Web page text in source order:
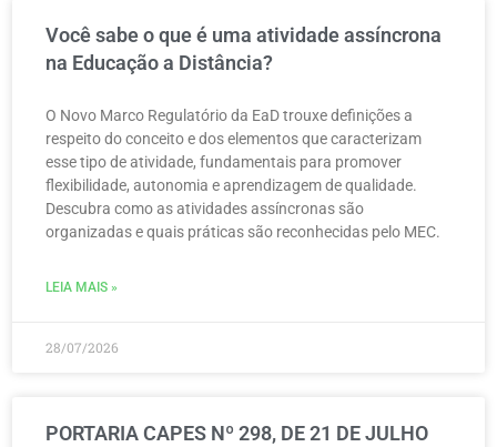
Você sabe o que é uma atividade assíncrona
na Educação a Distância?
O Novo Marco Regulatório da EaD trouxe definições a
respeito do conceito e dos elementos que caracterizam
esse tipo de atividade, fundamentais para promover
flexibilidade, autonomia e aprendizagem de qualidade.
Descubra como as atividades assíncronas são
organizadas e quais práticas são reconhecidas pelo MEC.
LEIA MAIS »
28/07/2026
PORTARIA CAPES Nº 298, DE 21 DE JULHO